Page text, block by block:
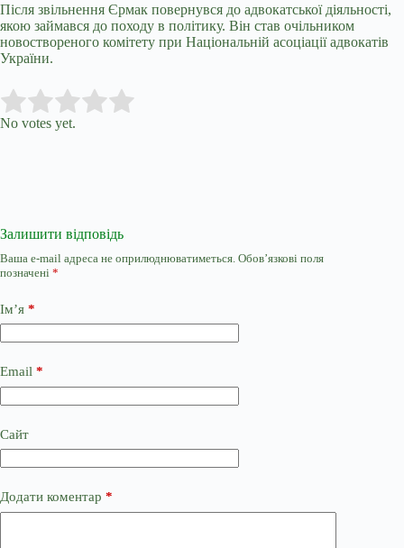
Після звільнення Єрмак повернувся до адвокатської діяльності,
якою займався до походу в політику. Він став очільником
новоствореного комітету при Національній асоціації адвокатів
України.
Rate this item:
No votes yet.
Залишити відповідь
Ваша e-mail адреса не оприлюднюватиметься. Обов’язкові поля
позначені *
Ім’я *
Email *
Сайт
Додати коментар *